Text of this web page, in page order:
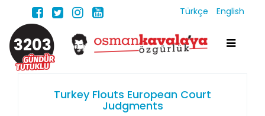
Türkçe English
3203
Turkey Flouts European Court
Judgments